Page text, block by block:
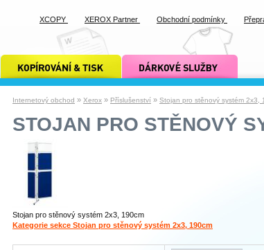
Internetový obchod » Xerox » Příslušenství » Stojan pro stěnový systém 2x3,
STOJAN PRO STĚNOVÝ
Stojan pro stěnový systém 2x3, 190cm
Kategorie sekce Stojan pro stěnový systém 2x3, 190cm
kopírování a tisk xcopy dárkové služby xcopy
XCOPY XEROX Partner Obchodní podmínky